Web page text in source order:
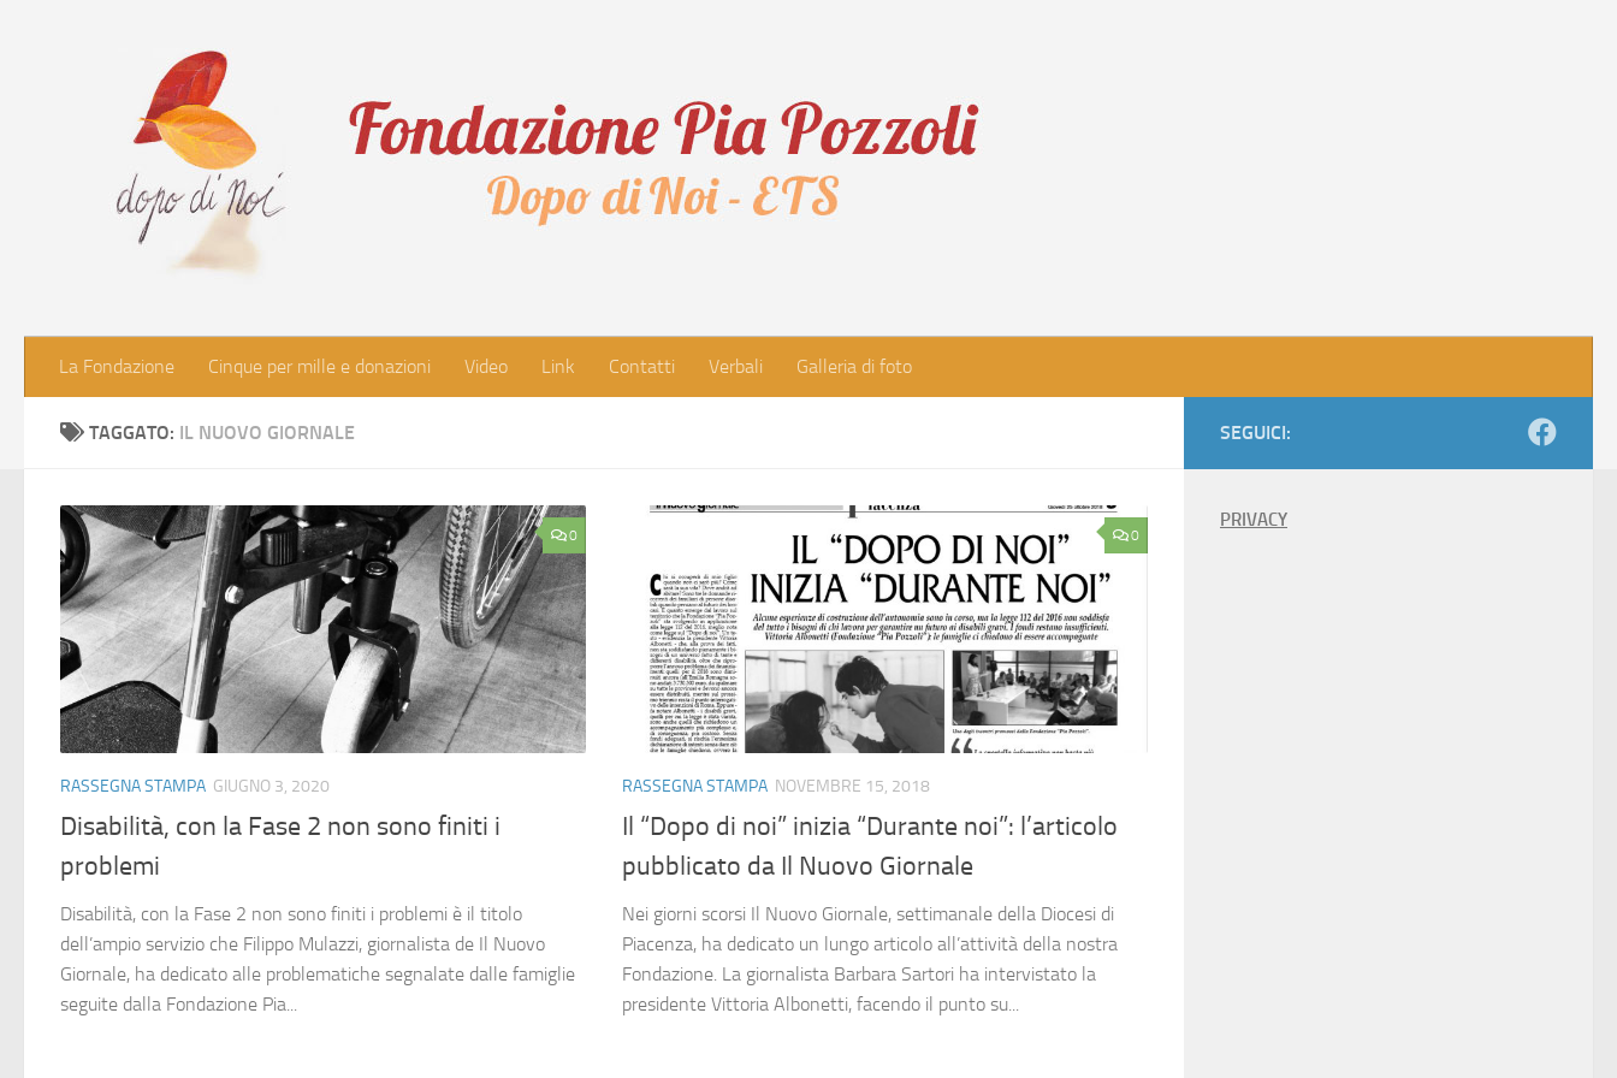
La Fondazione Cinque per mille e donazioni Video Link Contatti Verbali Galleria di foto
TAGGATO: IL NUOVO GIORNALE
0
RASSEGNA STAMPA GIUGNO 3, 2020
Disabilità, con la Fase 2 non sono finiti i
problemi
Disabilità, con la Fase 2 non sono finiti i problemi è il titolo
dell’ampio servizio che Filippo Mulazzi, giornalista de Il Nuovo
Giornale, ha dedicato alle problematiche segnalate dalle famiglie
seguite dalla Fondazione Pia...
0
RASSEGNA STAMPA NOVEMBRE 15, 2018
Il “Dopo di noi” inizia “Durante noi”: l’articolo
pubblicato da Il Nuovo Giornale
Nei giorni scorsi Il Nuovo Giornale, settimanale della Diocesi di
Piacenza, ha dedicato un lungo articolo all’attività della nostra
Fondazione. La giornalista Barbara Sartori ha intervistato la
presidente Vittoria Albonetti, facendo il punto su...
SEGUICI:
PRIVACY